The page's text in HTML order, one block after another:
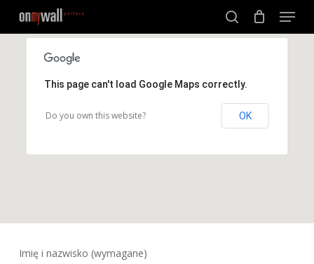
search
Menu
This page can't load Google Maps correctly.
Do you own this website? OK
Imię i nazwisko (wymagane)
Close